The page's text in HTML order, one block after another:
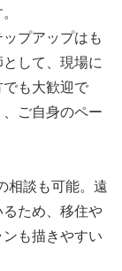
プアップはも
して、現場に
も大歓迎で
ご自身のペー
相談も可能。遠
ため、移住や
も描きやすい